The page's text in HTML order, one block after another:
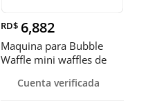
RD$ 6,882
Maquina para Bubble
Waffle mini waffles de
Cuenta verificada